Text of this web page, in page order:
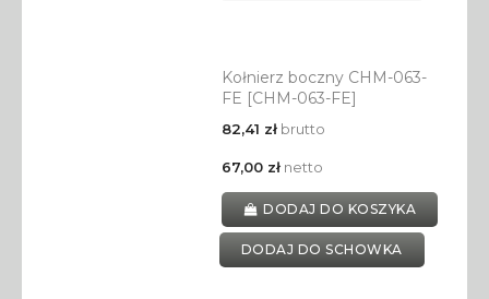
Kołnierz boczny CHM-063-
FE [CHM-063-FE]
82,41 złbrutto
67,00 złnetto
DODAJ DO KOSZYKA
DODAJ DO SCHOWKA